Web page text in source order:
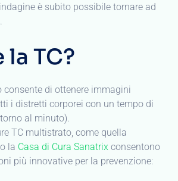
è subito possibile tornare ad
la TC?
consente di ottenere immagini
i distretti corporei con un tempo di
al minuto).
TC multistrato, come quella
la Casa di Cura Sanatrix consentono
più innovative per la prevenzione: